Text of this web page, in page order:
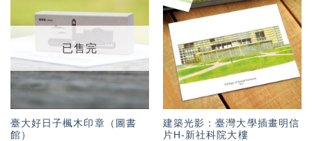
「願
望輕
已售完
臺大好日子楓木印章（圖書
館）
加入
「願
望輕
單」
建築光影：臺灣大學插畫明信
片H-新社科院大樓